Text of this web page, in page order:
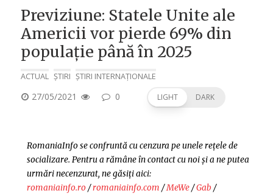
Previziune: Statele Unite ale
Americii vor pierde 69% din
populație până în 2025
ACTUAL ȘTIRI ȘTIRI INTERNAȚIONALE
POSTED
27/05/2021 0 LIGHT DARK
RomaniaInfo se confruntă cu cenzura pe unele rețele de
socializare. Pentru a rămâne în contact cu noi și a ne putea
urmări necenzurat, ne găsiți aici:
romaniainfo.ro/romaniainfo.com /MeWe/Gab /